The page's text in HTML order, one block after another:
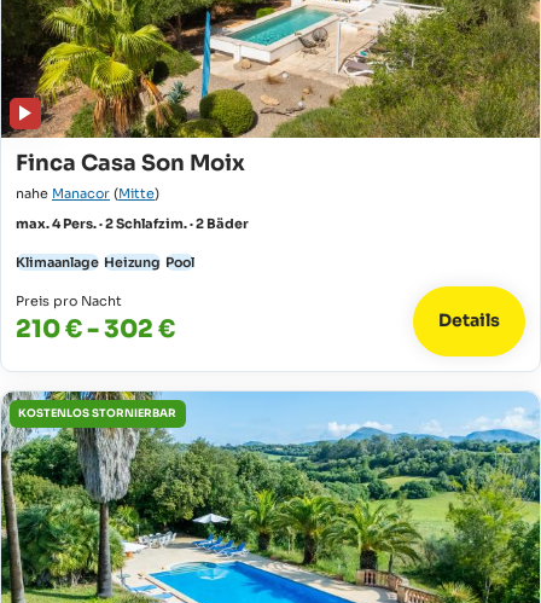
Finca Casa Son Moix
nahe Manacor (Mitte)
max. 4 Pers. · 2 Schlafzim. · 2 Bäder
Klimaanlage Heizung Pool
Preis pro Nacht
210 € - 302 € Details
KOSTENLOS STORNIERBAR